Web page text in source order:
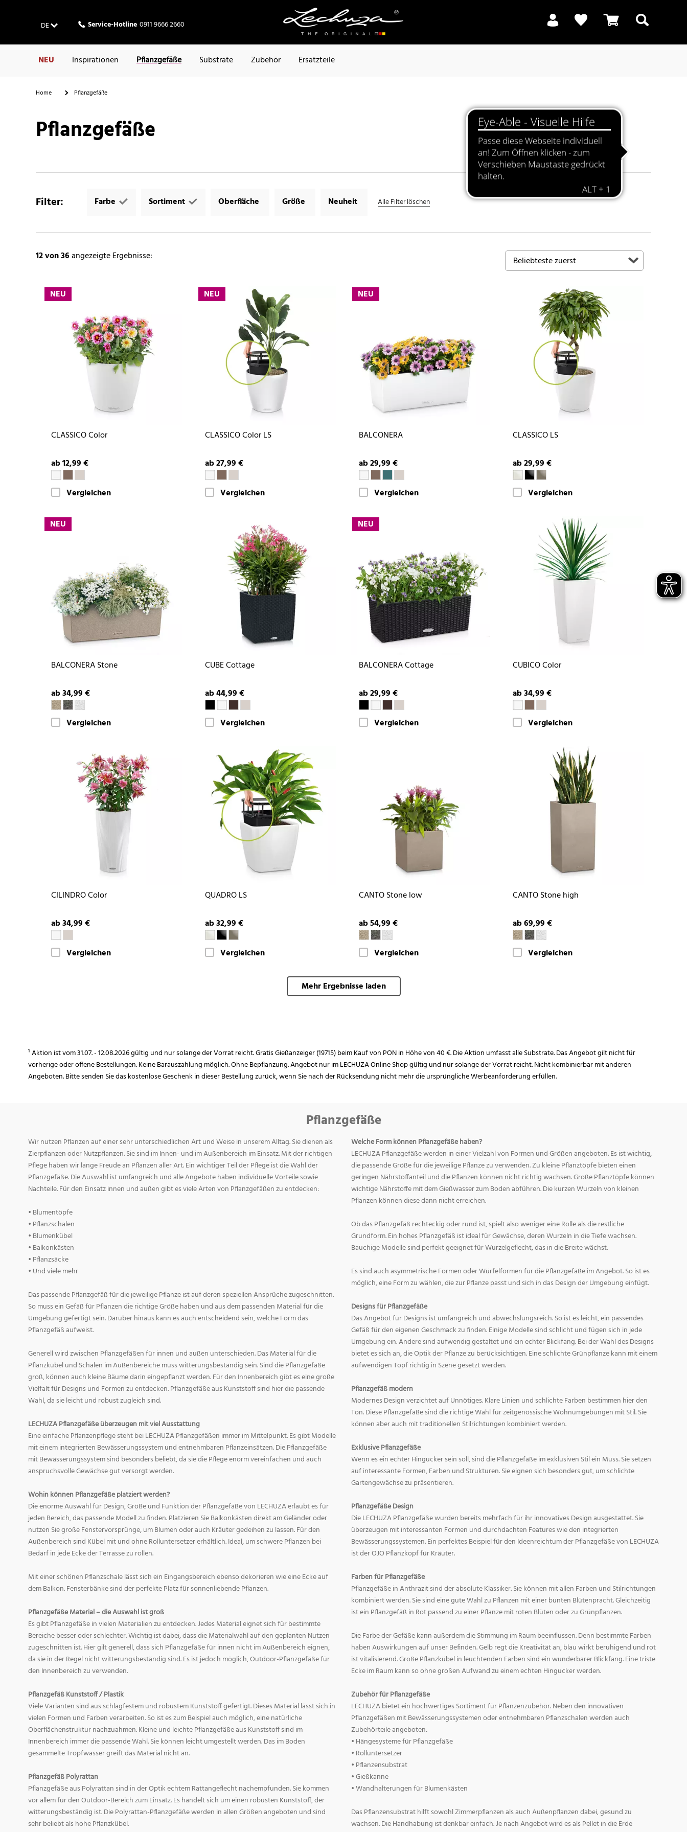
DE Service-Hotline 0911 9666 2660
NEU Inspirationen Pflanzgefäße Substrate Zubehör Ersatzteile
Suchen
Home Pflanzgefäße
Pflanzgefäße
Filter: Farbe Sortiment Oberfläche Größe Neuheit Alle Filter löschen
12von 36angezeigte Ergebnisse:
NEU
CLASSICO Color
ab 12,99 €
Vergleichen
NEU
CLASSICO Color LS
ab 27,99 €
Vergleichen
NEU
BALCONERA
ab 29,99 €
Vergleichen
CLASSICO LS
ab 29,99 €
Vergleichen
NEU
BALCONERA Stone
ab 34,99 €
Vergleichen
CUBE Cottage
ab 44,99 €
Vergleichen
NEU
BALCONERA Cottage
ab 29,99 €
Vergleichen
CUBICO Color
ab 34,99 €
Vergleichen
CILINDRO Color
ab 34,99 €
Vergleichen
QUADRO LS
ab 32,99 €
Vergleichen
CANTO Stone low
ab 54,99 €
Vergleichen
CANTO Stone high
ab 69,99 €
Vergleichen
Mehr Ergebnisse laden
¹ Aktion ist vom 31.07. - 12.08.2026 gültig und nur solange der Vorrat reicht. Gratis Gießanzeiger (19715) beim Kauf von PON in Höhe von 40 €. Die Aktion umfasst alle Substrate. Das Angebot gilt nicht für
vorherige oder offene Bestellungen. Keine Barauszahlung möglich. Ohne Bepflanzung. Angebot nur im LECHUZA Online Shop gültig und nur solange der Vorrat reicht. Nicht kombinierbar mit anderen
Angeboten. Bitte senden Sie das kostenlose Geschenk in dieser Bestellung zurück, wenn Sie nach der Rücksendung nicht mehr die ursprüngliche Werbeanforderung erfüllen.
Pflanzgefäße
Wir nutzen Pflanzen auf einer sehr unterschiedlichen Art und Weise in unserem Alltag. Sie dienen als
Zierpflanzen oder Nutzpflanzen. Sie sind im Innen- und im Außenbereich im Einsatz. Mit der richtigen
Pflege haben wir lange Freude an Pflanzen aller Art. Ein wichtiger Teil der Pflege ist die Wahl der
Pflanzgefäße. Die Auswahl ist umfangreich und alle Angebote haben individuelle Vorteile sowie
Nachteile. Für den Einsatz innen und außen gibt es viele Arten von Pflanzgefäßen zu entdecken:
• Blumentöpfe
• Pflanzschalen
• Blumenkübel
• Balkonkästen
• Pflanzsäcke
• Und viele mehr
Das passende Pflanzgefäß für die jeweilige Pflanze ist auf deren speziellen Ansprüche zugeschnitten.
So muss ein Gefäß für Pflanzen die richtige Größe haben und aus dem passenden Material für die
Umgebung gefertigt sein. Darüber hinaus kann es auch entscheidend sein, welche Form das
Pflanzgefäß aufweist.
Generell wird zwischen Pflanzgefäßen für innen und außen unterschieden. Das Material für die
Pflanzkübel und Schalen im Außenbereiche muss witterungsbeständig sein. Sind die Pflanzgefäße
groß, können auch kleine Bäume darin eingepflanzt werden. Für den Innenbereich gibt es eine große
Vielfalt für Designs und Formen zu entdecken. Pflanzgefäße aus Kunststoff sind hier die passende
Wahl, da sie leicht und robust zugleich sind.
LECHUZA Pflanzgefäße überzeugen mit viel Ausstattung
Eine einfache Pflanzenpflege steht bei LECHUZA Pflanzgefäßen immer im Mittelpunkt. Es gibt Modelle
mit einem integrierten Bewässerungssystem und entnehmbaren Pflanzeinsätzen. Die Pflanzgefäße
mit Bewässerungssystem sind besonders beliebt, da sie die Pflege enorm vereinfachen und auch
anspruchsvolle Gewächse gut versorgt werden.
Wohin können Pflanzgefäße platziert werden?
Die enorme Auswahl für Design, Größe und Funktion der Pflanzgefäße von LECHUZA erlaubt es für
jeden Bereich, das passende Modell zu finden. Platzieren Sie Balkonkästen direkt am Geländer oder
nutzen Sie große Fenstervorsprünge, um Blumen oder auch Kräuter gedeihen zu lassen. Für den
Außenbereich sind Kübel mit und ohne Rolluntersetzer erhältlich. Ideal, um schwere Pflanzen bei
Bedarf in jede Ecke der Terrasse zu rollen.
Mit einer schönen Pflanzschale lässt sich ein Eingangsbereich ebenso dekorieren wie eine Ecke auf
dem Balkon. Fensterbänke sind der perfekte Platz für sonnenliebende Pflanzen.
Pflanzgefäße Material – die Auswahl ist groß
Es gibt Pflanzgefäße in vielen Materialien zu entdecken. Jedes Material eignet sich für bestimmte
Bereiche besser oder schlechter. Wichtig ist dabei, dass die Materialwahl auf den geplanten Nutzen
zugeschnitten ist. Hier gilt generell, dass sich Pflanzgefäße für innen nicht im Außenbereich eignen,
da sie in der Regel nicht witterungsbeständig sind. Es ist jedoch möglich, Outdoor-Pflanzgefäße für
den Innenbereich zu verwenden.
Pflanzgefäß Kunststoff / Plastik
Viele Varianten sind aus schlagfestem und robustem Kunststoff gefertigt. Dieses Material lässt sich in
vielen Formen und Farben verarbeiten. So ist es zum Beispiel auch möglich, eine natürliche
Oberflächenstruktur nachzuahmen. Kleine und leichte Pflanzgefäße aus Kunststoff sind im
Innenbereich immer die passende Wahl. Sie können leicht umgestellt werden. Das im Boden
gesammelte Tropfwasser greift das Material nicht an.
Pflanzgefäß Polyrattan
Pflanzgefäße aus Polyrattan sind in der Optik echtem Rattangeflecht nachempfunden. Sie kommen
vor allem für den Outdoor-Bereich zum Einsatz. Es handelt sich um einen robusten Kunststoff, der
witterungsbeständig ist. Die Polyrattan-Pflanzgefäße werden in allen Größen angeboten und sind
sehr beliebt als hohe Pflanzkübel.
Welche Form können Pflanzgefäße haben?
LECHUZA Pflanzgefäße werden in einer Vielzahl von Formen und Größen angeboten. Es ist wichtig,
die passende Größe für die jeweilige Pflanze zu verwenden. Zu kleine Pflanztöpfe bieten einen
geringen Nährstoffanteil und die Pflanzen können nicht richtig wachsen. Große Pflanztöpfe können
wichtige Nährstoffe mit dem Gießwasser zum Boden abführen. Die kurzen Wurzeln von kleinen
Pflanzen können diese dann nicht erreichen.
Ob das Pflanzgefäß rechteckig oder rund ist, spielt also weniger eine Rolle als die restliche
Grundform. Ein hohes Pflanzgefäß ist ideal für Gewächse, deren Wurzeln in die Tiefe wachsen.
Bauchige Modelle sind perfekt geeignet für Wurzelgeflecht, das in die Breite wächst.
Es sind auch asymmetrische Formen oder Würfelformen für die Pflanzgefäße im Angebot. So ist es
möglich, eine Form zu wählen, die zur Pflanze passt und sich in das Design der Umgebung einfügt.
Designs für Pflanzgefäße
Das Angebot für Designs ist umfangreich und abwechslungsreich. So ist es leicht, ein passendes
Gefäß für den eigenen Geschmack zu finden. Einige Modelle sind schlicht und fügen sich in jede
Umgebung ein. Andere sind aufwendig gestaltet und ein echter Blickfang. Bei der Wahl des Designs
bietet es sich an, die Optik der Pflanze zu berücksichtigen. Eine schlichte Grünpflanze kann mit einem
aufwendigen Topf richtig in Szene gesetzt werden.
Pflanzgefäß modern
Modernes Design verzichtet auf Unnötiges. Klare Linien und schlichte Farben bestimmen hier den
Ton. Diese Pflanzgefäße sind die richtige Wahl für zeitgenössische Wohnumgebungen mit Stil. Sie
können aber auch mit traditionellen Stilrichtungen kombiniert werden.
Exklusive Pflanzgefäße
Wenn es ein echter Hingucker sein soll, sind die Pflanzgefäße im exklusiven Stil ein Muss. Sie setzen
auf interessante Formen, Farben und Strukturen. Sie eignen sich besonders gut, um schlichte
Gartengewächse zu präsentieren.
Pflanzgefäße Design
Die LECHUZA Pflanzgefäße wurden bereits mehrfach für ihr innovatives Design ausgestattet. Sie
überzeugen mit interessanten Formen und durchdachten Features wie den integrierten
Bewässerungssystemen. Ein perfektes Beispiel für den Ideenreichtum der Pflanzgefäße von LECHUZA
ist der OJO Pflanzkopf für Kräuter.
Farben für Pflanzgefäße
Pflanzgefäße in Anthrazit sind der absolute Klassiker. Sie können mit allen Farben und Stilrichtungen
kombiniert werden. Sie sind eine gute Wahl zu Pflanzen mit einer bunten Blütenpracht. Gleichzeitig
ist ein Pflanzgefäß in Rot passend zu einer Pflanze mit roten Blüten oder zu Grünpflanzen.
Die Farbe der Gefäße kann außerdem die Stimmung im Raum beeinflussen. Denn bestimmte Farben
haben Auswirkungen auf unser Befinden. Gelb regt die Kreativität an, blau wirkt beruhigend und rot
ist vitalisierend. Große Pflanzkübel in leuchtenden Farben sind ein wunderbarer Blickfang. Eine triste
Ecke im Raum kann so ohne großen Aufwand zu einem echten Hingucker werden.
Zubehör für Pflanzgefäße
LECHUZA bietet ein hochwertiges Sortiment für Pflanzenzubehör. Neben den innovativen
Pflanzgefäßen mit Bewässerungssystemen oder entnehmbaren Pflanzschalen werden auch
Zubehörteile angeboten:
• Hängesysteme für Pflanzgefäße
• Rolluntersetzer
• Pflanzensubstrat
• Gießkanne
• Wandhalterungen für Blumenkästen
Das Pflanzensubstrat hilft sowohl Zimmerpflanzen als auch Außenpflanzen dabei, gesund zu
wachsen. Die Handhabung ist denkbar einfach. Je nach Angebot wird es als Pellet in die Erde